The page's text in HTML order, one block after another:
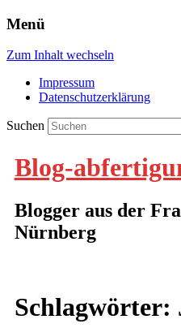
Menü
Zum Inhalt wechseln
Impressum
Datenschutzerklärung
Suchen
Blog-
Blogger aus der
Nürnberg
Schlagwörter: